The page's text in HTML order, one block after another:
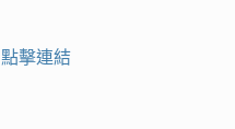
點擊連結